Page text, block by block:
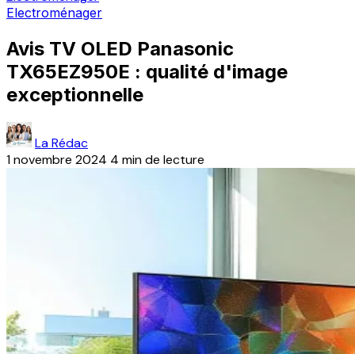
Electroménager
Avis TV OLED Panasonic
TX65EZ950E : qualité d'image
exceptionnelle
La Rédac
1 novembre 2024 4 min de lecture